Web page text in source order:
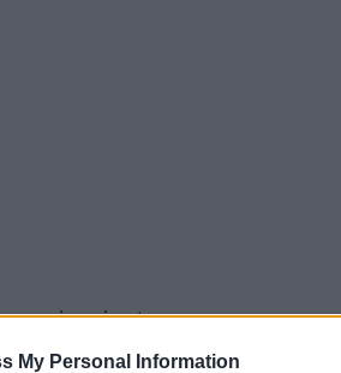
My Personal Information
incrinato e non poco
scorsi si è parlato